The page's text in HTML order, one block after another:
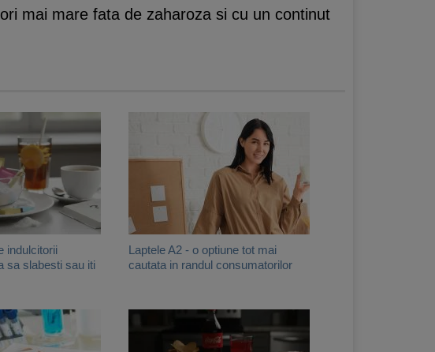
mai mare fata de zaharoza si cu un continut
indulcitorii
sa slabesti sau iti
Laptele A2 - o optiune tot mai
cautata in randul consumatorilor